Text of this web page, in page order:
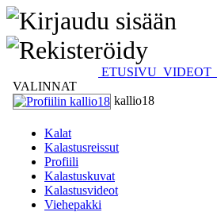
ETUSIVU VIDEOT
VALINNAT
kallio18
Kalat
Kalastusreissut
Profiili
Kalastuskuvat
Kalastusvideot
Viehepakki